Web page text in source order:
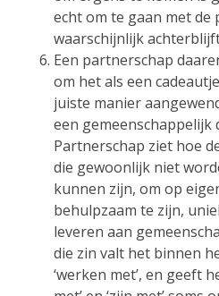
echt om te gaan met de
waarschijnlijk
Een partnerschap
om het als een
juiste manier
een gemeenschappelijk
Partnerschap ziet hoe
die gewoonlijk niet
kunnen zijn, om op
behulpzaam te zijn,
leveren aan
die zin valt het binnen
‘werken met’, en geeft